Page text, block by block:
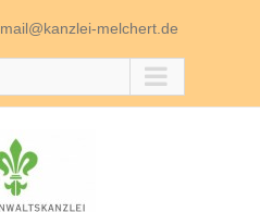
mail@kanzlei-melchert.de